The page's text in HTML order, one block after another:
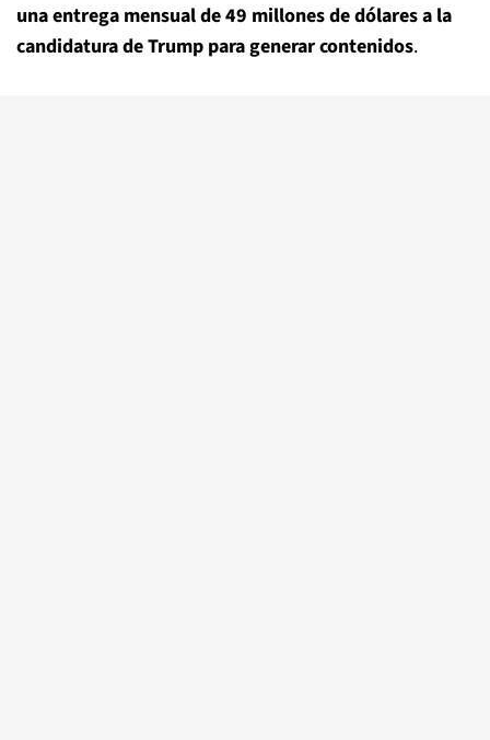
una entrega mensual de 49 millones de dólares a la
candidatura de Trump para generar contenidos.